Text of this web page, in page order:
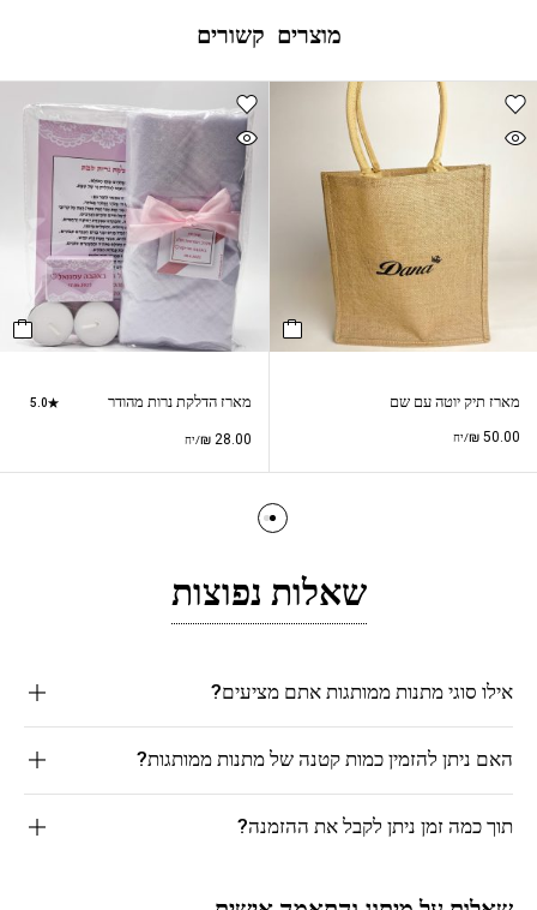
מוצרים קשורים
מארז תיק יוטה עם שם
₪ 50.00 /יח
מארז הדלקת נרות מהודר 5.0
₪28.00 /יח
שאלות נפוצות
אילו סוגי מתנות ממותגות אתם מציעים?
האם ניתן להזמין כמות קטנה של מתנות ממותגות?
תוך כמה זמן ניתן לקבל את ההזמנה?